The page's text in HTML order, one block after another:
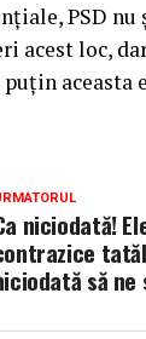
PSD
acest loc,
aceasta
niciodată!
tatăl
să ne